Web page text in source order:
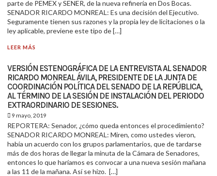
parte de PEMEX y SENER, de la nueva refinería en Dos Bocas.
SENADOR RICARDO MONREAL: Es una decisión del Ejecutivo.
Seguramente tienen sus razones y la propia ley de licitaciones o la
ley aplicable, previene este tipo de […]
LEER MÁS
VERSIÓN ESTENOGRÁFICA DE LA ENTREVISTA AL SENADOR
RICARDO MONREAL ÁVILA, PRESIDENTE DE LA JUNTA DE
COORDINACIÓN POLÍTICA DEL SENADO DE LA REPÚBLICA,
AL TÉRMINO DE LA SESIÓN DE INSTALACIÓN DEL PERIODO
EXTRAORDINARIO DE SESIONES.
9 mayo, 2019
REPORTERA: Senador, ¿cómo queda entonces el procedimiento?
SENADOR RICARDO MONREAL: Miren, como ustedes vieron,
había un acuerdo con los grupos parlamentarios, que de tardarse
más de dos horas de llegar la minuta de la Cámara de Senadores,
entonces lo que haríamos es convocar a una nueva sesión mañana
a las 11 de la mañana. Así se hizo. […]